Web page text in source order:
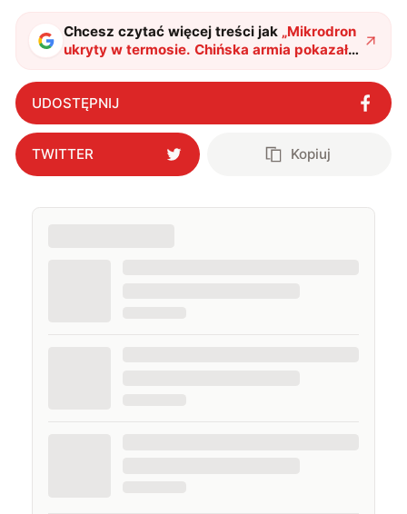
Chcesz czytać więcej treści jak „Mikrodron
ukryty w termosie. Chińska armia pokazała
swój najnowszy wynalazek"?
UDOSTĘPNIJ
TWITTER Kopiuj